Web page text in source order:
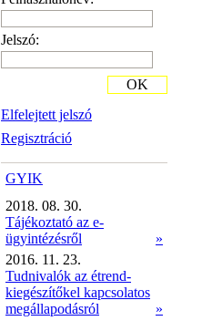
Jelszó:
Elfelejtett jelszó
Regisztráció
OK
GYIK
2018. 08. 30.
Tájékoztató az e-
ügyintézésről
»
2016. 11. 23.
Tudnivalók az étrend-
kiegészítőkel kapcsolatos
megállapodásról
»